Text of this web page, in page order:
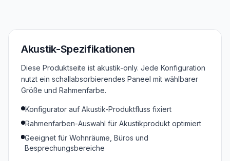
Akustik-Spezifikationen
Diese Produktseite ist akustik-only. Jede Konfiguration
nutzt ein schallabsorbierendes Paneel mit wählbarer
Größe und Rahmenfarbe.
Konfigurator auf Akustik-Produktfluss fixiert
Rahmenfarben-Auswahl für Akustikprodukt optimiert
Geeignet für Wohnräume, Büros und
Besprechungsbereiche